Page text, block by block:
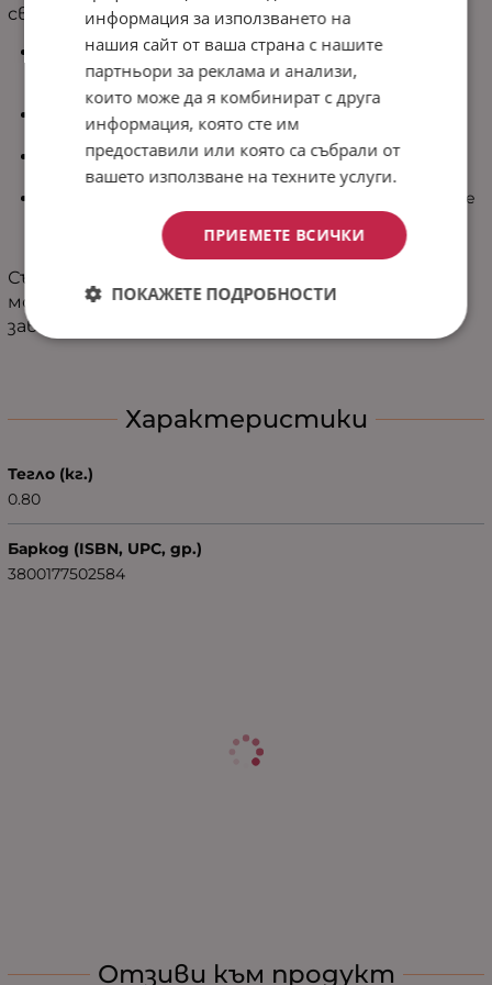
свежест и модерна визия във всяка спалня.
Двулицев дизайн – Две съчетани визии в едно
шалте, които ви дават свобода да освежавате
интериора според настроението.
100% микрофибър - Мек, лек и приятен на допир
материал, хипоалергенен и лесен за поддръжка.
Лек пълнеж – Подходящ за топлите месеци или
като елегантно покривало през цялата година.
Лесна поддръжка – Пере се при 30°C, съхне бързо, не
избледнява и запазва формата и красотата си
Съчетавайки комфорт, функционалност и
модерен дизайн, шалтето „Изи“ е идеалният
завършек за всяка уютна спалня.
Характеристики
Тегло (кг.)
0.80
Баркод (ISBN, UPC, др.)
3800177502584
Отзиви към продукт
информация за използването на
нашия сайт от ваша страна с нашите
партньори за реклама и анализи,
които може да я комбинират с друга
информация, която сте им
предоставили или която са събрали от
вашето използване на техните услуги.
ПРИЕМЕТЕ ВСИЧКИ
ПОКАЖЕТЕ ПОДРОБНОСТИ